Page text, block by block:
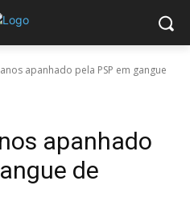
apanhado pela PSP em gangue
apanhado
de